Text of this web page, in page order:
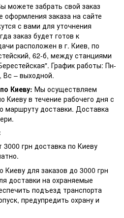
можете забрать свой заказ
оформления заказа на сайте
с вами для уточнения
заказ будет готов к
расположен в г. Киев, по
62-б, между станциями
График работы: Пн-
Вс – выходной.
Киеву: Мы осуществляем
Киеву в течение рабочего дня с
маршруту доставки. Доставка
3000 грн доставка по Киеву
Киеву для заказов до 3000 грн
доставки на охраняемые
подъезд транспорта
предупредить охрану и